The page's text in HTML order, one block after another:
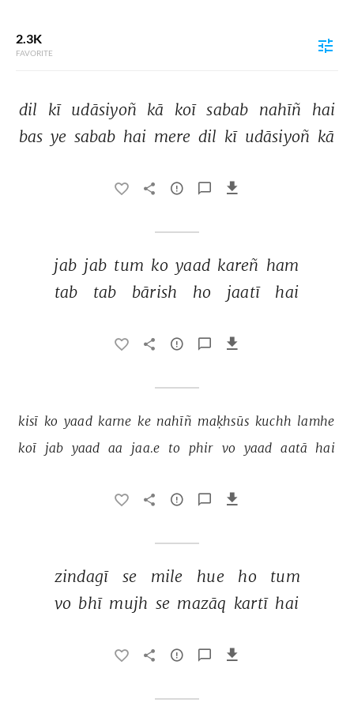
2.3K
FAVORITE
dil kī udāsiyoñ kā koī sabab nahīñ
hai
bas ye sabab hai mere dil kī udāsiyoñ kā
jab jab tum ko yaad kareñ ham
tab
tab bārish ho jaatī hai
kisī ko yaad karne ke nahīñ maḳhsūs kuchh lamhe
koī jab yaad aa jaa.e to phir vo yaad aatā hai
zindagī se mile hue ho
tum
vo bhī mujh se mazāq kartī hai